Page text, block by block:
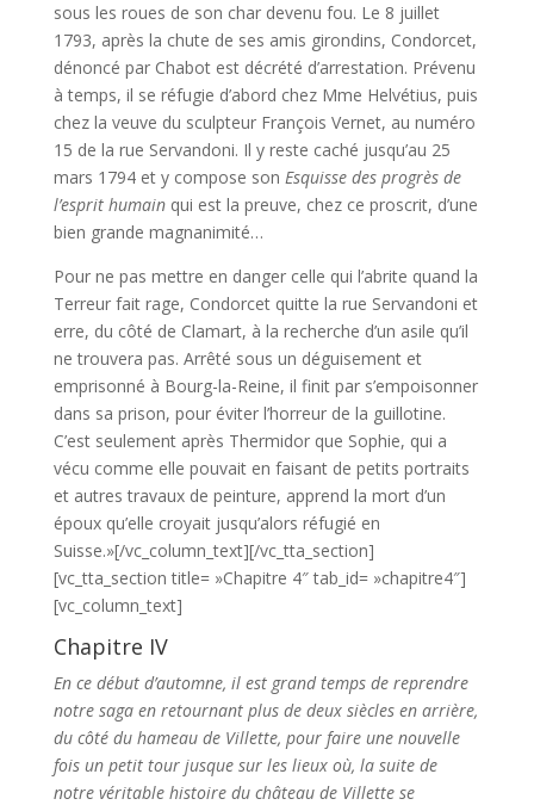
sous les roues de son char devenu fou. Le 8 juillet
1793, après la chute de ses amis girondins, Condorcet,
dénoncé par Chabot est décrété d’arrestation. Prévenu
à temps, il se réfugie d’abord chez Mme Helvétius, puis
chez la veuve du sculpteur François Vernet, au numéro
15 de la rue Servandoni. Il y reste caché jusqu’au 25
mars 1794 et y compose son Esquisse des progrès de
l’esprit humainqui est la preuve, chez ce proscrit, d’une
bien grande magnanimité…
Pour ne pas mettre en danger celle qui l’abrite quand la
Terreur fait rage, Condorcet quitte la rue Servandoni et
erre, du côté de Clamart, à la recherche d’un asile qu’il
ne trouvera pas. Arrêté sous un déguisement et
emprisonné à Bourg-la-Reine, il finit par s’empoisonner
dans sa prison, pour éviter l’horreur de la guillotine.
C’est seulement après Thermidor que Sophie, qui a
vécu comme elle pouvait en faisant de petits portraits
et autres travaux de peinture, apprend la mort d’un
époux qu’elle croyait jusqu’alors réfugié en
Suisse.»[/vc_column_text][/vc_tta_section]
[vc_tta_section title= »Chapitre 4″ tab_id= »chapitre4″]
[vc_column_text]
Chapitre IV
En ce début d’automne, il est grand temps de reprendre
notre saga en retournant plus de deux siècles en arrière,
du côté du hameau de Villette, pour faire une nouvelle
fois un petit tour jusque sur les lieux où, la suite de
notre véritable histoire du château de Villette se